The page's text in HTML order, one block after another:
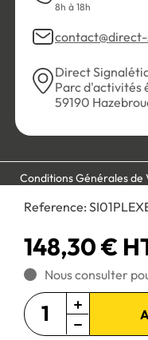
Reference:
148,30 €
Nous consulter
8h à 18h
Direct
Parc d'activités
59190
Conditions Générales de
Mentions
Site